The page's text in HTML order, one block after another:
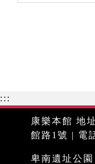
:::
康樂本館 地
館路1號 | 電
卑南遺址公